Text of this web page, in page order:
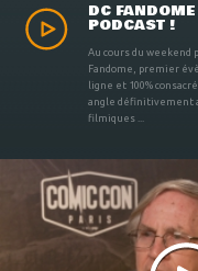
DC
PODCAST !
Au cours du weekend
Fandome, premier
ligne et 100%
angle définitivement
filmiques ...